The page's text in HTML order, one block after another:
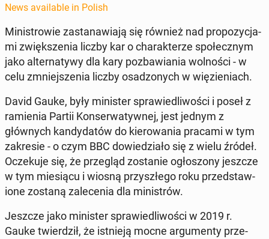
News available in Polish
Min­istrowie za­s­tanaw­ia­ją się również nad propozy­c­ja­
mi zwięk­szenia liczby kar o charak­terze społecznym
jako al­ter­naty­wy dla kary pozbaw­ia­nia wol­noś­ci - w
celu zm­niejszenia liczby os­ad­zonych w więzieni­ach.
David Gauke, były min­is­ter spraw­iedli­woś­ci i poseł z
ramienia Partii Kon­ser­waty­wnej, jest jednym z
głównych kandy­datów do kierowa­nia pracami w tym
za­kre­sie - o czym BBC dowiedzi­ało się z wielu źródeł.
Oczeku­je się, że przegląd zostanie ogłos­zony jeszcze
w tym miesiącu i wiosną przyszłego roku przed­staw­
ione zostaną za­lece­nia dla min­istrów.
Jeszcze jako min­is­ter spraw­iedli­woś­ci w 2019 r.
Gauke twierdz­ił, że ist­nieją mocne ar­gu­men­ty prze­